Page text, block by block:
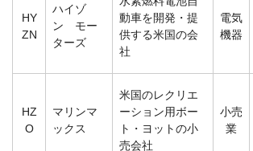
HY
ZN
ハイゾ
ン モー
ターズ
動車を開発・提
供する米国の会
社
電気
機器
HZ
O
マリンマ
ックス
米国のレクリエ
ーション用ボー
ト・ヨットの小
売会社
小売
業